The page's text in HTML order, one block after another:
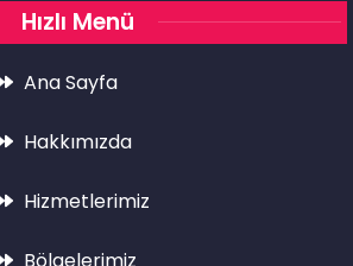
Hızlı Menü
Ana Sayfa
Hakkımızda
Hizmetlerimiz
Bölgelerimiz